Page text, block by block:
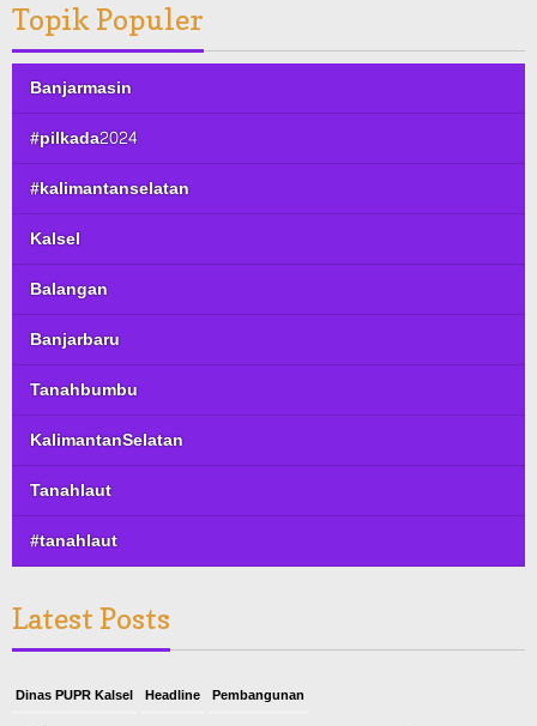
Topik Populer
Banjarmasin
#pilkada2024
#kalimantanselatan
Kalsel
Balangan
Banjarbaru
Tanahbumbu
KalimantanSelatan
Tanahlaut
#tanahlaut
Latest Posts
Dinas PUPR Kalsel Headline Pembangunan